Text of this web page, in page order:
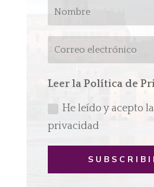
Leer la Política de
He leído y acepto
privacidad